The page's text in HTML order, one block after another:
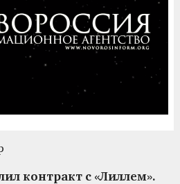
контракт с «Лиллем».